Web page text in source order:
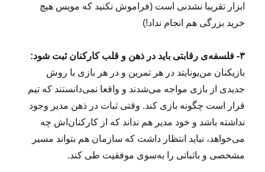
ابزار تقریبا نشدنی است‌ (فراموش نکنید که مویس هیچ
خرید بزرگی هم انجام نداد!)
۳- فلسفه‌ی رقابتی باید در ذهن و قلب کارکنان ثبت شود:
بازیکنان من‌یونایتد در هر تمرین و در هر بازی با روش
جدیدی از بازی مواجه می‌شدند و واقعا نمی‌دانستند که تیم
قرار است چگونه بازی کند. وقتی ثبات در ذهن مدیر وجود
نداشته باشد و خود مدیر هم نداند که از کارکنان‌اش چه
می‌خواهد، نباید انتظار داشت که سازمان هم بتواند مسیر
مشخصی و باثباتی را به‌سوی موفقیت طی کند.